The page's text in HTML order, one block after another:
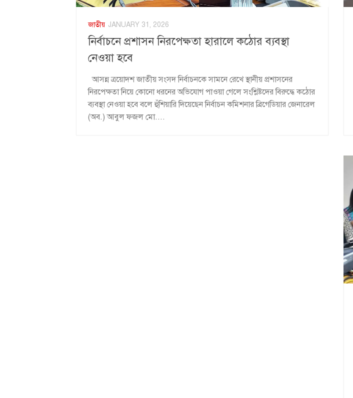
জাতীয় JANUARY 31, 2026
নির্বাচনে প্রশাসন নিরপেক্ষতা হারালে কঠোর ব্যবস্থা
নেওয়া হবে
আসন্ন ত্রয়োদশ জাতীয় সংসদ নির্বাচনকে সামনে রেখে স্থানীয় প্রশাসনের
নিরপেক্ষতা নিয়ে কোনো ধরনের অভিযোগ পাওয়া গেলে সংশ্লিষ্টদের বিরুদ্ধে কঠোর
ব্যবস্থা নেওয়া হবে বলে হুঁশিয়ারি দিয়েছেন নির্বাচন কমিশনার ব্রিগেডিয়ার জেনারেল
(অব.) আবুল ফজল মো....